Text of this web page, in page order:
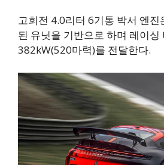
고회전 4.0리터 6기통 박서 엔
된 유닛을 기반으로 하며 레이싱
382kW(520마력)를 전달한다.